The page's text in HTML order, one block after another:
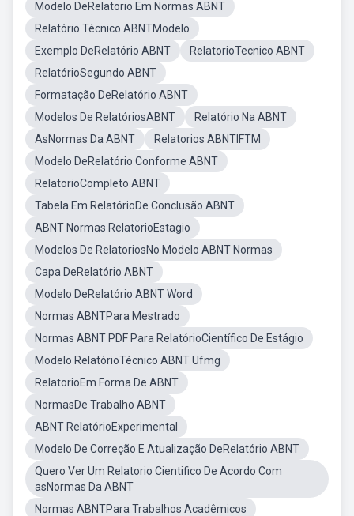
Modelo DeRelatorio Em Normas ABNT
Relatório Técnico ABNTModelo
Exemplo DeRelatório ABNT
RelatorioTecnico ABNT
RelatórioSegundo ABNT
Formatação DeRelatório ABNT
Modelos De RelatóriosABNT
Relatório Na ABNT
AsNormas Da ABNT
Relatorios ABNTIFTM
Modelo DeRelatório Conforme ABNT
RelatorioCompleto ABNT
Tabela Em RelatórioDe Conclusão ABNT
ABNT Normas RelatorioEstagio
Modelos De RelatoriosNo Modelo ABNT Normas
Capa DeRelatório ABNT
Modelo DeRelatório ABNT Word
Normas ABNTPara Mestrado
Normas ABNT PDF Para RelatórioCientífico De Estágio
Modelo RelatórioTécnico ABNT Ufmg
RelatorioEm Forma De ABNT
NormasDe Trabalho ABNT
ABNT RelatórioExperimental
Modelo De Correção E Atualização DeRelatório ABNT
Quero Ver Um Relatorio Cientifico De Acordo Com
asNormas Da ABNT
Normas ABNTPara Trabalhos Acadêmicos